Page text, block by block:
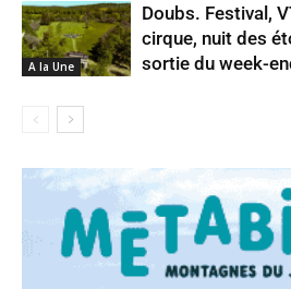
A la Une
Doubs. Festival,
cirque, nuit des
sortie du week-